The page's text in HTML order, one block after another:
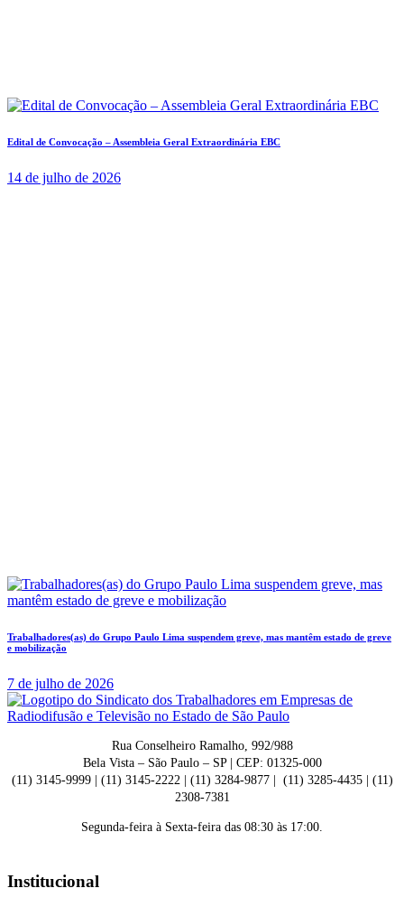
Edital de Convocação – Assembleia Geral Extraordinária EBC
14 de julho de 2026
Trabalhadores(as) do Grupo Paulo Lima suspendem greve, mas mantêm estado de greve
e mobilização
7 de julho de 2026
Rua Conselheiro Ramalho, 992/988
Bela Vista – São Paulo – SP | CEP: 01325-000
(11) 3145-9999 | (11) 3145-2222 | (11) 3284-9877 | (11) 3285-4435 | (11)
2308-7381
Segunda-feira à Sexta-feira das 08:30 às 17:00.
Institucional